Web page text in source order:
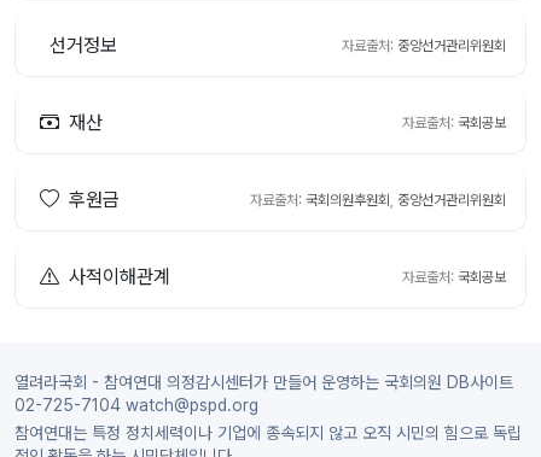
선거정보 자료출처: 중앙선거관리위원회
재산 자료출처: 국회공보
후원금 자료출처: 국회의원후원회 중앙선거관리위원회
사적이해관계 자료출처: 국회공보
열려라국회 - 참여연대 의정감시센터가 만들어 운영하는 국회의원 DB사이트
02-725-7104 watch@pspd.org
참여연대는 특정 정치세력이나 기업에 종속되지 않고 오직 시민의 힘으로 독립